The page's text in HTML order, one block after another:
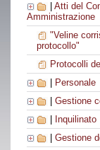
Atti del
Amministrazione
"Veline
protocollo"
Protocolli
Personale
Gestione
Inquilinato
Gestione